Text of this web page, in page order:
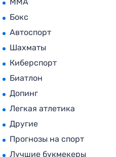
Бокс
Автоспорт
Шахматы
Киберспорт
Биатлон
Допинг
Легкая атлетика
Другие
Прогнозы на спорт
Лучшие букмекеры